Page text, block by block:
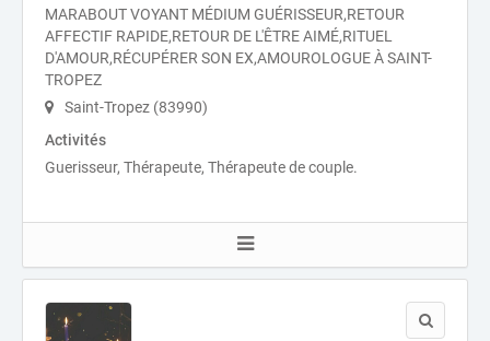
MARABOUT VOYANT MÉDIUM GUÉRISSEUR,RETOUR
AFFECTIF RAPIDE,RETOUR DE L'ÊTRE AIMÉ,RITUEL
D'AMOUR,RÉCUPÉRER SON EX,AMOUROLOGUE À SAINT-
TROPEZ
Saint-Tropez (83990)
Activités
Guerisseur, Thérapeute, Thérapeute de couple.